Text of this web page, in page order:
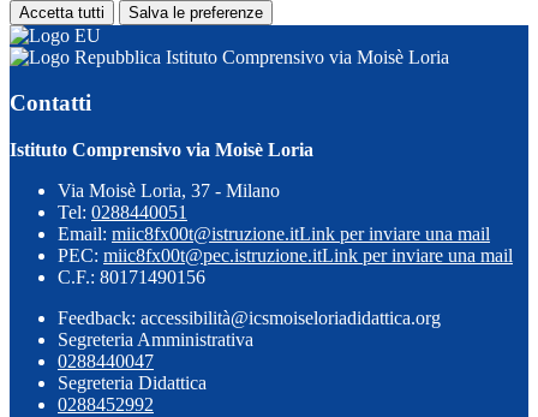
Accetta tutti Salva le preferenze
Istituto Comprensivo via Moisè Loria
Contatti
Istituto Comprensivo via Moisè Loria
Via Moisè Loria, 37 - Milano
Tel: 0288440051
Email: miic8fx00t@istruzione.itLink per inviare una mail
PEC: miic8fx00t@pec.istruzione.itLink per inviare una mail
C.F.: 80171490156
Feedback: accessibilità@icsmoiseloriadidattica.org
Segreteria Amministrativa
0288440047
Segreteria Didattica
0288452992